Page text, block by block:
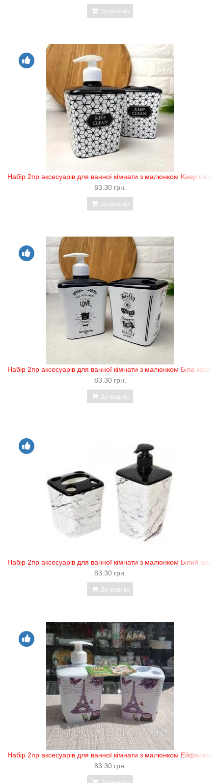
До кошика
Набір 2пр аксесуарів для ванної кімнати з малюнком Keep clean
83.30 грн.
До кошика
Набір 2пр аксесуарів для ванної кімнати з малюнком Біла кава
83.30 грн.
До кошика
Набір 2пр аксесуарів для ванної кімнати з малюнком Білий
83.30 грн.
До кошика
Набір 2пр аксесуарів для ванної кімнати з малюнком Ейфелева
83.30 грн.